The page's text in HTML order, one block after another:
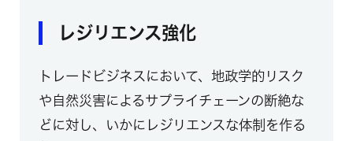
レジリエンス強化
トレードビジネスにおいて、地政学的リスク
や自然災害によるサプライチェーンの断絶な
どに対し、いかにレジリエンスな体制を作る